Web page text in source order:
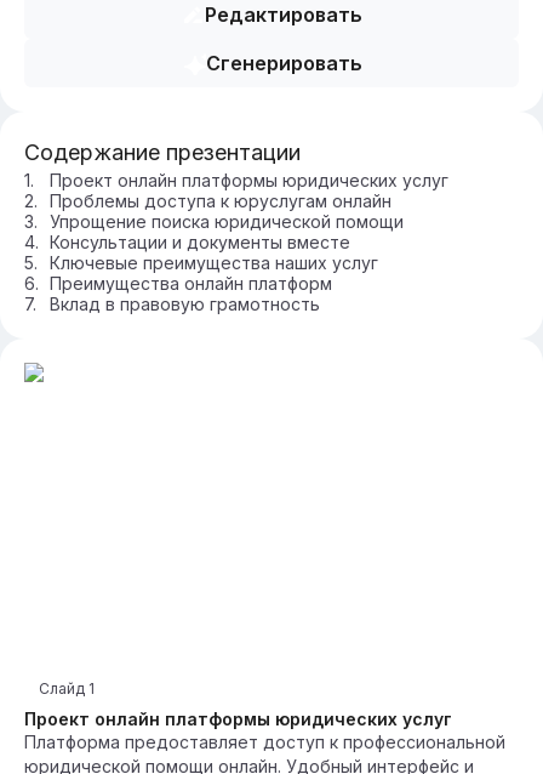
Редактировать
Сгенерировать
Содержание презентации
Проект онлайн платформы юридических услуг
Проблемы доступа к юруслугам онлайн
Упрощение поиска юридической помощи
Консультации и документы вместе
Ключевые преимущества наших услуг
Преимущества онлайн платформ
Вклад в правовую грамотность
Проект онлайн платформы юридических услуг
Слайд 1
Платформа предоставляет доступ к профессиональной
юридической помощи онлайн. Удобный интерфейс и